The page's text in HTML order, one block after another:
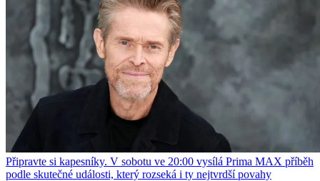
Připravte si kapesníky. V sobotu ve 20:00 vysílá Prima MAX příběh
podle skutečné události, který rozseká i ty nejtvrdší povahy